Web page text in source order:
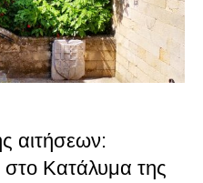
αιτήσεων:
στο Κατάλυμα της